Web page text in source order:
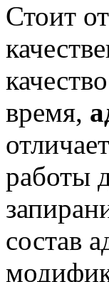
Стоит
время,
работы
состав